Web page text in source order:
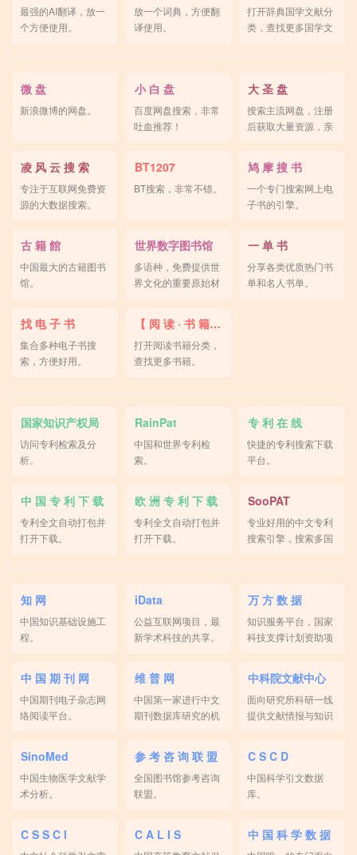
最强的AI翻译，放一
个方便使用。
放一个词典，方便翻
译使用。
打开辞典国学文献分
类，查找更多国学文
微 盘
新浪微博的网盘。
小 白 盘
百度网盘搜索，非常
吐血推荐！
大 圣 盘
搜索主流网盘，注册
后获取大量资源，亲
凌 风 云 搜 索
专注于互联网免费资
源的大数据搜索。
BT1207
BT搜索，非常不错。
鸠 摩 搜 书
一个专门搜索网上电
子书的引擎。
古 籍 館
中国最大的古籍图书
馆。
世界数字图书馆
多语种，免费提供世
界文化的重要原始材
一 单 书
分享各类优质热门书
单和名人书单。
找 电 子 书
集合多种电子书搜
索，方便好用。
【 阅 读 · 书 籍 】
打开阅读书籍分类，
查找更多书籍。
国家知识产权局
访问专利检索及分
析。
RainPat
中国和世界专利检
索。
专 利 在 线
快捷的专利搜索下载
平台。
中 国 专 利 下 载
专利全文自动打包并
打开下载。
欧 洲 专 利 下 载
专利全文自动打包并
打开下载。
SooPAT
专业好用的中文专利
搜索引擎，搜索多国
知 网
中国知识基础设施工
程。
iData
公益互联网项目，最
新学术科技的共享。
万 方 数 据
知识服务平台，国家
科技支撑计划资助项
中 国 期 刊 网
中国期刊电子杂志网
络阅读平台。
维 普 网
中国第一家进行中文
期刊数据库研究的机
中科院文献中心
面向研究所科研一线
提供文献情报与知识
SinoMed
中国生物医学文献学
术分析。
参 考 咨 询 联 盟
全国图书馆参考咨询
联盟。
C S C D
中国科学引文数据
库。
C S S C I C A L I S 中 国 科 学 数 据